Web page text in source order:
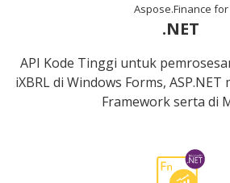
Aspose.Finance for
.NET
API Kode Tinggi untuk
iXBRL di Windows Forms,
Framework serta di